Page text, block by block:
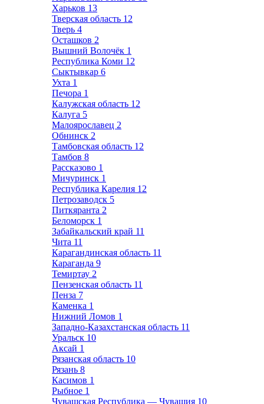
Харьков 13
Тверская область 12
Тверь 4
Осташков 2
Вышний Волочёк 1
Республика Коми 12
Сыктывкар 6
Ухта 1
Печора 1
Калужская область 12
Калуга 5
Малоярославец 2
Обнинск 2
Тамбовская область 12
Тамбов 8
Рассказово 1
Мичуринск 1
Республика Карелия 12
Петрозаводск 5
Питкяранта 2
Беломорск 1
Забайкальский край 11
Чита 11
Карагандинская область 11
Караганда 9
Темиртау 2
Пензенская область 11
Пенза 7
Каменка 1
Нижний Ломов 1
Западно-Казахстанская область 11
Уральск 10
Аксай 1
Рязанская область 10
Рязань 8
Касимов 1
Рыбное 1
Чувашская Республика — Чувашия 10